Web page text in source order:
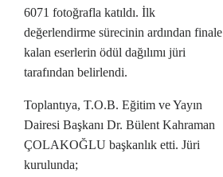
6071 fotoğrafla katıldı. İlk
değerlendirme sürecinin ardından finale
kalan eserlerin ödül dağılımı jüri
tarafından belirlendi.
Toplantıya, T.O.B. Eğitim ve Yayın
Dairesi Başkanı Dr. Bülent Kahraman
ÇOLAKOĞLU başkanlık etti. Jüri
kurulunda;